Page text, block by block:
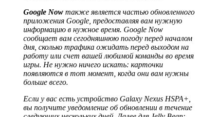
Google Now также является частью обновленного
приложения Google, предоставляя вам нужную
информацию в нужное время. Google Now
сообщает вам сегодняшнюю погоду перед началом
дня, сколько трафика ожидать перед выходом на
работу или счет вашей любимой команды во время
игры. Не нужно ничего искать: карточки
появляются в тот момент, когда они вам нужны
больше всего.
Если у вас есть устройство Galaxy Nexus HSPA+,
вы получите уведомление об обновлении в течение